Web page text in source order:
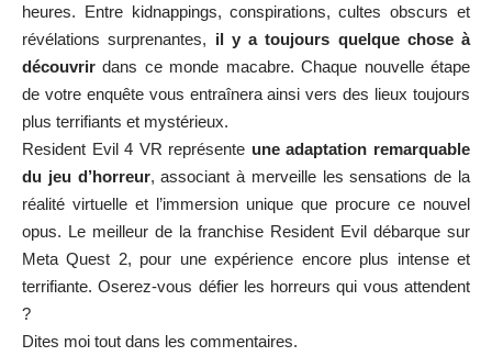
heures. Entre kidnappings, conspirations, cultes obscurs et
révélations surprenantes, il y a toujours quelque chose à
découvrir dans ce monde macabre. Chaque nouvelle étape
de votre enquête vous entraînera ainsi vers des lieux toujours
plus terrifiants et mystérieux.
Resident Evil 4 VR représente une adaptation remarquable
du jeu d’horreur, associant à merveille les sensations de la
réalité virtuelle et l’immersion unique que procure ce nouvel
opus. Le meilleur de la franchise Resident Evil débarque sur
Meta Quest 2, pour une expérience encore plus intense et
terrifiante. Oserez-vous défier les horreurs qui vous attendent
?
Dites moi tout dans les commentaires.